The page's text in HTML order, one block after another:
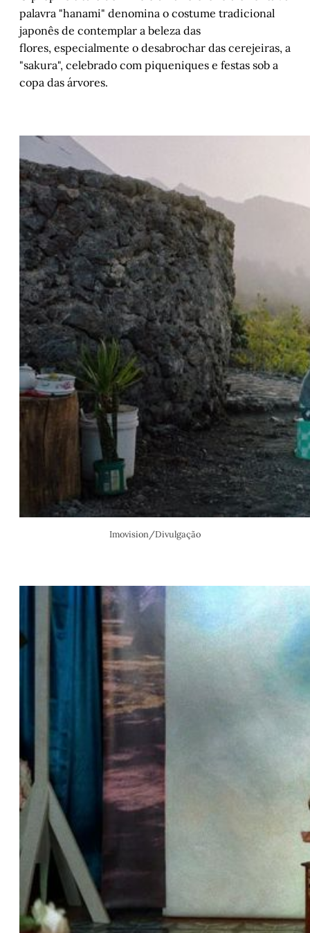
palavra "hanami" denomina o costume tradicional
japonês de contemplar a beleza das
flores, especialmente o desabrochar das cerejeiras, a
"sakura", celebrado com piqueniques e festas sob a
copa das árvores.
Imovision/Divulgação